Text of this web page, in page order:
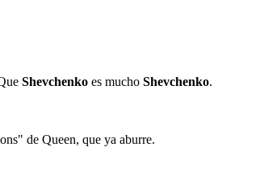
Shevchenko es mucho Shevchenko.
de Queen, que ya aburre.